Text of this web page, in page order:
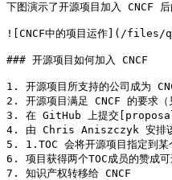
下图演示了开源项目加入 CNCF 后
![CNCF中的项目运作](/files/
### 开源项目如何加入 CNCF
1. 开源项目所支持的公司成为
2. 开源项目满足 CNCF 的要求（
3. 在 GitHub 上提交
4. 由 Chris Aniszczyk 安排该项
5. 1.TOC 会将开源项目指
6. 项目获得两个TOC成员的
7. 知识产权转移给 CNCF